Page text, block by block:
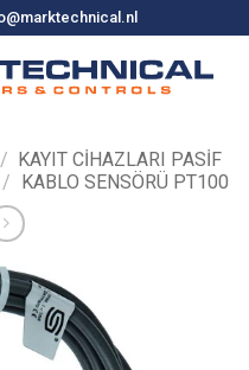
/ KAYIT CIHAZLARI PASIF
/ KABLO SENSÖRÜ PT100